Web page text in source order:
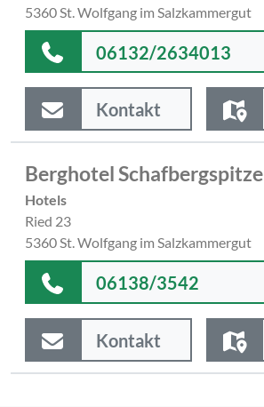
5360 St. Wolfgang im Salzkammergut
06132/2634013
Kontakt
Berghotel Schafbergspitze
Hotels
Ried 23
5360 St. Wolfgang im Salzkammergut
06138/3542
Kontakt